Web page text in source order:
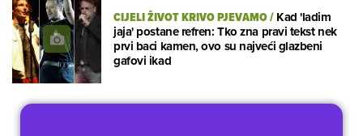
CIJELI ŽIVOT KRIVO PJEVAMO/Kad 'ladim
jaja' postane refren: Tko zna pravi tekst nek
prvi baci kamen, ovo su najveći glazbeni
gafovi ikad